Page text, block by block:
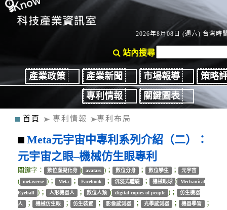
2026年8月08日 (週六) 台灣時
站內搜尋
產業政策 產業新聞 市場報導
策略
專利情報
關鍵圖表
首頁 專利情報 專利布局
Meta元宇宙中專利系列介紹（二）：
元宇宙之眼–機械仿生眼專利
關鍵字： 數位虛擬化身 ( avatars )； 數位分身 ； 數位孿生 ； 元宇宙
( metaverse )； Meta ； Facebook ； 沉浸式體驗 ； 機械眼球 ( Mechanical
Eyeball
)； 人形機器人 ； 數位人類 ( digital copies of people )；
仿生機器
人 ； 機械仿生眼 ； 仿生裝置 ； 影像感測器 ； 光學感測器 ； 機器學習 ；